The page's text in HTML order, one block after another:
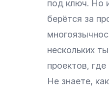
под ключ. Но
берётся за
нескольких
проектов,
Не знаете,